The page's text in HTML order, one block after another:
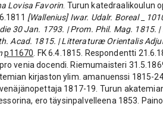
Lovisa Favorin . Turun katedraalikoulun
[Wallenius] Iwar. Udalr. Boreal _
30 Jan. 1793. | Prom. Phil. Mag. 1815.
Acad. 1815. | Litteraturæ Orientalis
p11670 . FK 6.4.1815. Respondentti
venia docendi. Riemumaisteri
kirjaston ylim. amanuenssi 1815-
1817-19. Turun
ero täysinpalvelleena 1853.